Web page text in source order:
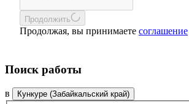
Продолжить
Продолжая, вы принимаете соглашение
Поиск работы
в Кункуре (Забайкальский край)